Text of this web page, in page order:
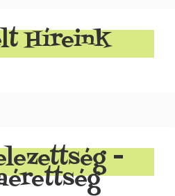
Híreink
-